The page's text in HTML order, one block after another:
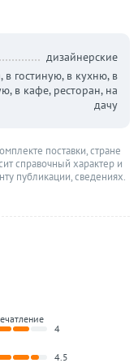
дизайнерские
в гостиную, в кухню, в
в кафе, ресторан, на
дачу
поставки, стране
справочный характер и
публикации, сведениях.
4
4.5